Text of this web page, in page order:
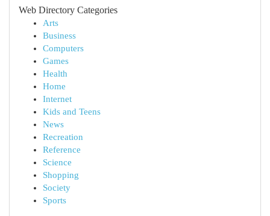
Web Directory Categories
Arts
Business
Computers
Games
Health
Home
Internet
Kids and Teens
News
Recreation
Reference
Science
Shopping
Society
Sports